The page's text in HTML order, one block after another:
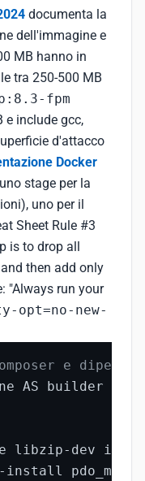
documenta la
dell'immagine e
MB hanno in
tra 250-500 MB
fpm
e include gcc,
d'attacco
Docker
stage per la
uno per il
Sheet Rule #3
is to drop all
and then add only
"Always run your
opt=no-new-
e
libzip-dev icu-